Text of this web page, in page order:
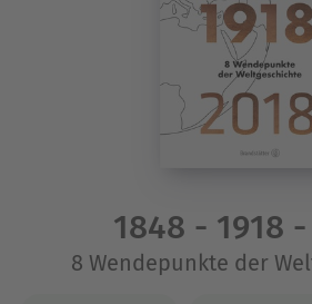
1848 - 1918
8 Wendepunkte der